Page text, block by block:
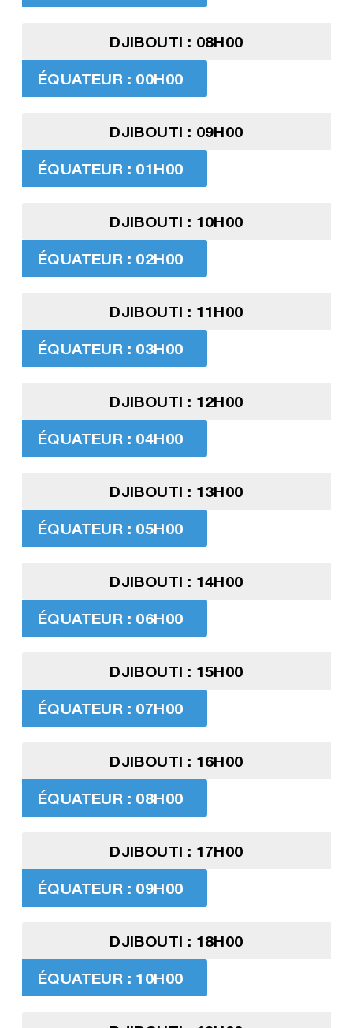
DJIBOUTI : 08H00
ÉQUATEUR : 00H00
DJIBOUTI : 09H00
ÉQUATEUR : 01H00
DJIBOUTI : 10H00
ÉQUATEUR : 02H00
DJIBOUTI : 11H00
ÉQUATEUR : 03H00
DJIBOUTI : 12H00
ÉQUATEUR : 04H00
DJIBOUTI : 13H00
ÉQUATEUR : 05H00
DJIBOUTI : 14H00
ÉQUATEUR : 06H00
DJIBOUTI : 15H00
ÉQUATEUR : 07H00
DJIBOUTI : 16H00
ÉQUATEUR : 08H00
DJIBOUTI : 17H00
ÉQUATEUR : 09H00
DJIBOUTI : 18H00
ÉQUATEUR : 10H00